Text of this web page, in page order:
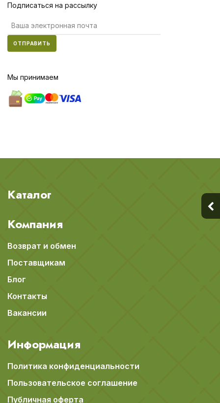
Подписаться на рассылку
ОТПРАВИТЬ
Мы принимаем
Каталог
Компания
Возврат и обмен
Поставщикам
Блог
Контакты
Вакансии
Информация
Политика конфиденциальности
Пользовательское соглашение
Публичная оферта